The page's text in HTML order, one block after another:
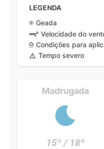
LEGENDA
Geada
Velocidade do
Condições para
Tempo severo
Madrugada
15º / 18º